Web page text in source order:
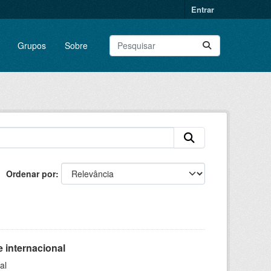
Entrar
Grupos Sobre
Ordenar por
internacional